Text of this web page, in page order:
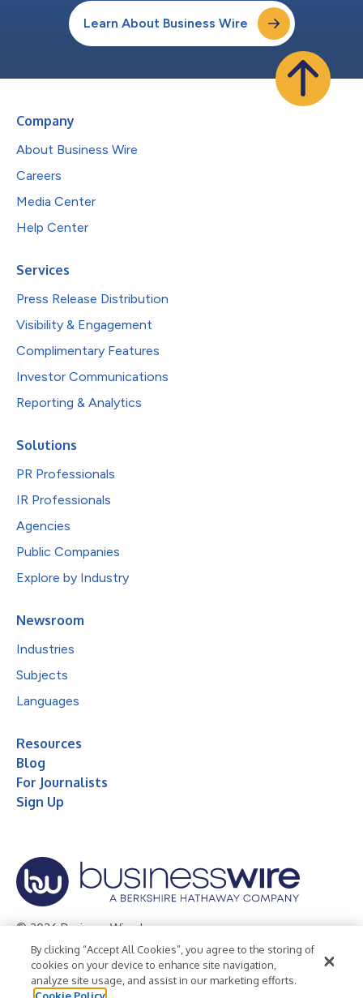
Learn About Business Wire
Company
About Business Wire
Careers
Media Center
Help Center
Services
Press Release Distribution
Visibility & Engagement
Complimentary Features
Investor Communications
Reporting & Analytics
Solutions
PR Professionals
IR Professionals
Agencies
Public Companies
Explore by Industry
Newsroom
Industries
Subjects
Languages
Resources
Blog
For Journalists
Sign Up
© 2026 Business Wire, Inc.
Privacy Policy Cookie Policy
Accessibility Statement
Terms of Use
Legal
By clicking “Accept All Cookies”, you agree to the storing of
cookies on your device to enhance site navigation,
analyze site usage, and assist in our marketing efforts.